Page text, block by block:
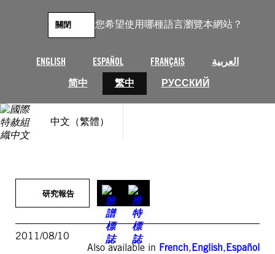
您希望使用哪種語言瀏覽本網站？
ENGLISH ESPAÑOL FRANÇAIS
العربية
简中
繁中 РУССКИЙ
關閉
中文（繁體）
研究報告
2011/08/10
Also available in French,English,Español